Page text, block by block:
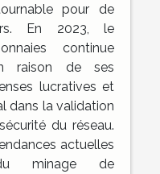
pour de
En 2023, le
continue
raison de ses
lucratives et
dans la validation
du réseau.
actuelles
minage de